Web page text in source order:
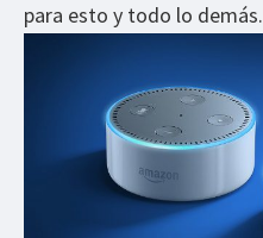
para esto y todo lo demás.